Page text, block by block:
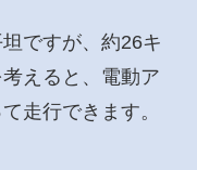
ですが、約26キ
えると、電動ア
走行できます。